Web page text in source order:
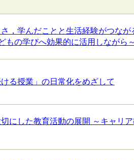
，学んだことと生活経験がつな
もの学びへ効果的に活用しながら～
る授業」の日常化をめざして
にした教育活動の展開 ～キャリ